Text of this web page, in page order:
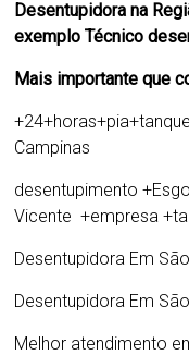
Desentupidora na
exemplo Técnico
Mais importante que
Campinas
desentupimento
Vicente +empresa
Desentupidora Em
Desentupidora Em
Melhor atendimento